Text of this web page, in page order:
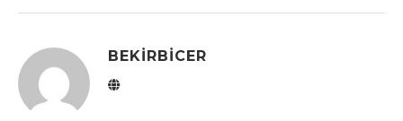
BEKIRBICER